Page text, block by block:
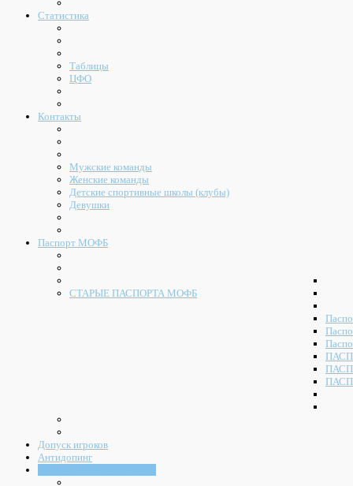
Статистика
Таблицы
ЦФО
Контакты
Мужские команды
Женские команды
Детские спортивные школы (клубы)
Девушки
Паспорт МОФБ
СТАРЫЕ ПАСПОРТА МОФБ
Допуск игроков
Антидопинг